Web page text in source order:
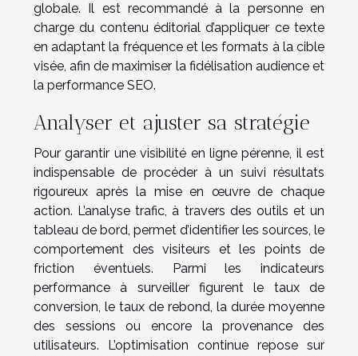
globale. Il est recommandé à la personne en
charge du contenu éditorial d’appliquer ce texte
en adaptant la fréquence et les formats à la cible
visée, afin de maximiser la fidélisation audience et
la performance SEO.
Analyser et ajuster sa stratégie
Pour garantir une visibilité en ligne pérenne, il est
indispensable de procéder à un suivi résultats
rigoureux après la mise en œuvre de chaque
action. L’analyse trafic, à travers des outils et un
tableau de bord, permet d’identifier les sources, le
comportement des visiteurs et les points de
friction éventuels. Parmi les indicateurs
performance à surveiller figurent le taux de
conversion, le taux de rebond, la durée moyenne
des sessions ou encore la provenance des
utilisateurs. L’optimisation continue repose sur